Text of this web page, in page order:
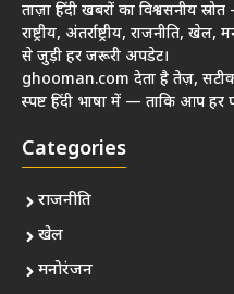
ताज़ा हिंदी खबरों का विश्वसनीय
राष्ट्रीय, अंतर्राष्ट्रीय, राजनीति,
से जुड़ी हर जरूरी अपडेट।
ghooman.com देता है तेज़,
स्पष्ट हिंदी भाषा में — ताकि आप
Categories
राजनीति
खेल
मनोरंजन